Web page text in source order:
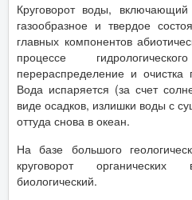
Круговорот воды,
газообразное и твердое
главных компонентов
процессе
перераспределение и очистка
Вода испаряется (за счет
виде осадков, излишки воды с
оттуда снова в океан.
На базе большого
круговорот
биологический.